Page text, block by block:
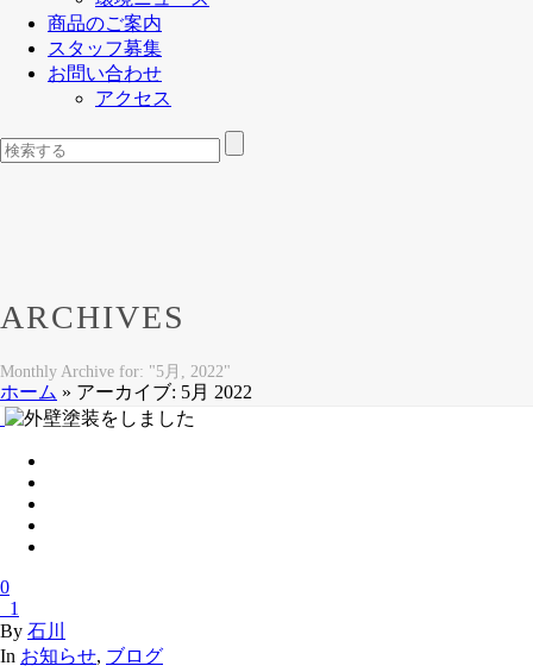
商品のご案内
スタッフ募集
お問い合わせ
アクセス
ARCHIVES
Monthly Archive for: "5月, 2022"
ホーム » アーカイブ: 5月 2022
0
1
By 石川
In お知らせ, ブログ